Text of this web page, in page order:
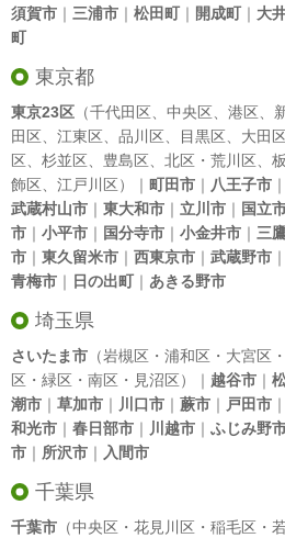
須賀市 ｜ 三浦市 ｜ 松田町｜ 開成町｜ 大
町
東京都
東京23区 （千代田区 中央区 港区
田区
江東区 品川区 目黒区 大田区
区
杉並区 豊島区 北区 ・ 荒川区
飾区
江戸川区）｜ 町田市 ｜ 八王子市 ｜
武蔵村山市 ｜ 東大和市 ｜ 立川市 ｜ 国立
市 ｜ 小平市 ｜ 国分寺市 ｜ 小金井市 ｜ 三
市 ｜ 東久留米市 ｜ 西東京市 ｜ 武蔵野市 ｜
青梅市 ｜ 日の出町｜ あきる野市
埼玉県
さいたま市 （岩槻区・浦和区・大宮区
区・緑区・南区・見沼区）｜ 越谷市 ｜
潮市 ｜ 草加市 ｜ 川口市 ｜ 蕨市 ｜ 戸田市 ｜
和光市 ｜ 春日部市 ｜ 川越市 ｜ ふじみ野
市 ｜ 所沢市 ｜ 入間市
千葉県
千葉市 （中央区・花見川区・稲毛区・